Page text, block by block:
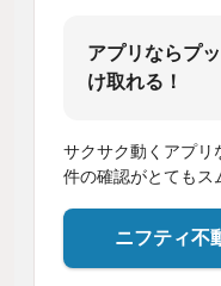
アプリならプ
け取れる！
サクサク動くアプリ
件の確認がとてもス
ニフティ不